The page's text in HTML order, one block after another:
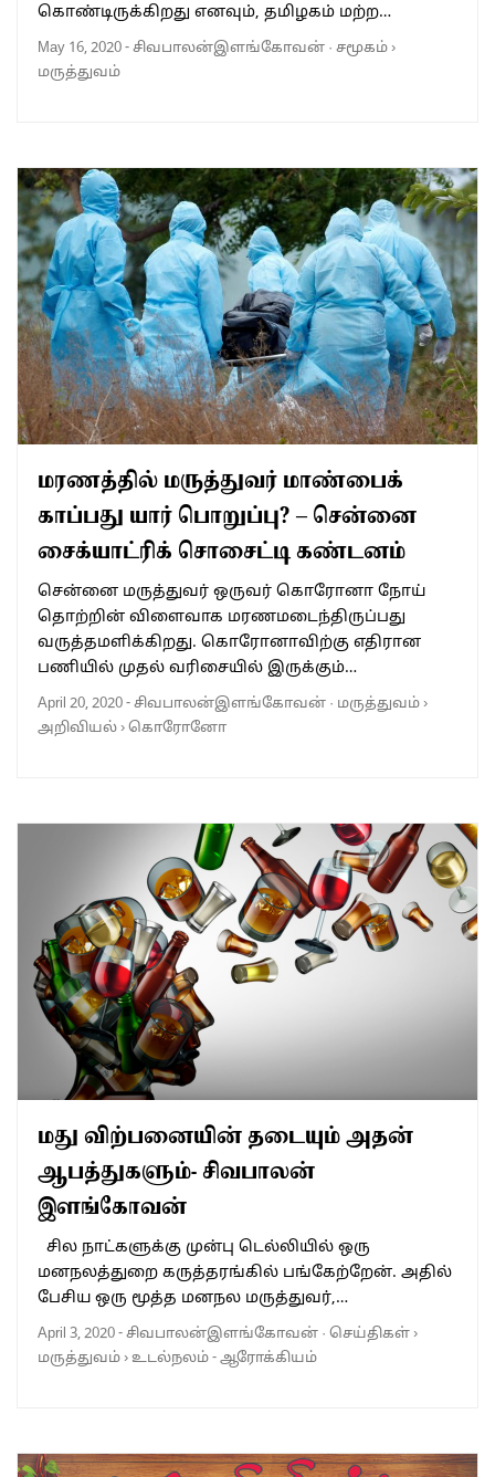
கொண்டிருக்கிறது எனவும், தமிழகம் மற்ற…
May 16, 2020-சிவபாலன்இளங்கோவன் · சமூகம்›
மருத்துவம்
மரணத்தில் மருத்துவர் மாண்பைக்
காப்பது யார் பொறுப்பு? – சென்னை
சைக்யாட்ரிக் சொசைட்டி கண்டனம்
சென்னை மருத்துவர் ஒருவர் கொரோனா நோய்
தொற்றின் விளைவாக மரணமடைந்திருப்பது
வருத்தமளிக்கிறது. கொரோனாவிற்கு எதிரான
பணியில் முதல் வரிசையில் இருக்கும்…
April 20, 2020-சிவபாலன்இளங்கோவன் · மருத்துவம்›
அறிவியல்›கொரோனோ
மது விற்பனையின் தடையும் அதன்
ஆபத்துகளும்- சிவபாலன்
இளங்கோவன்
சில நாட்களுக்கு முன்பு டெல்லியில் ஒரு
மனநலத்துறை கருத்தரங்கில் பங்கேற்றேன். அதில்
பேசிய ஒரு மூத்த மனநல மருத்துவர்,…
April 3, 2020-சிவபாலன்இளங்கோவன் · செய்திகள்›
மருத்துவம்›உடல்நலம் - ஆரோக்கியம்